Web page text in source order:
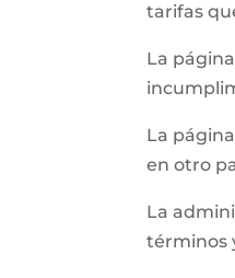
tarifas
La
La
en otro
La
términos